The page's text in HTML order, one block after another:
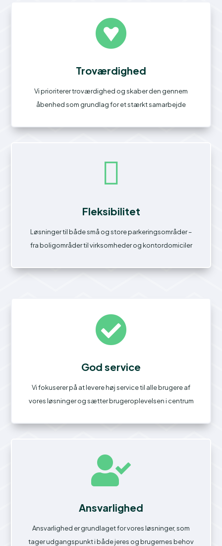

Troværdighed
Vi prioriterer troværdighed og skaber den gennem
åbenhed som grundlag for et stærkt samarbejde

Fleksibilitet
Løsninger til både små og store parkeringsområder –
fra boligområder til virksomheder og kontordomiciler

God service
Vi fokuserer på at levere høj service til alle brugere af
vores løsninger og sætter brugeroplevelsen i centrum

Ansvarlighed
Ansvarlighed er grundlaget for vores løsninger, som
tager udgangspunkt i både jeres og brugernes behov